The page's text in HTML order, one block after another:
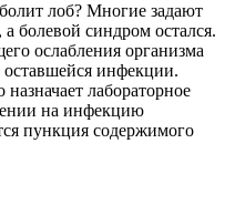
лоб? Многие задают
болевой синдром остался.
ослабления организма
оставшейся инфекции.
лабораторное
на инфекцию
пункция содержимого